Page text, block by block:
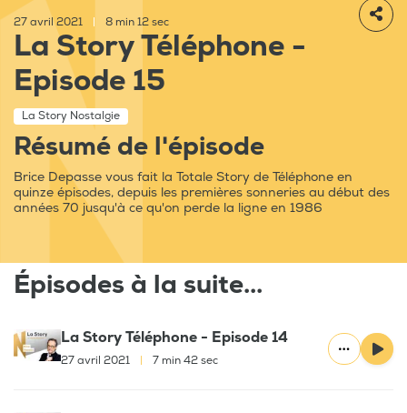
27 avril 2021 8 min 12 sec
La Story Téléphone -
Episode 15
La Story Nostalgie
Résumé de l'épisode
Brice Depasse vous fait la Totale Story de Téléphone en
quinze épisodes, depuis les premières sonneries au début des
années 70 jusqu'à ce qu'on perde la ligne en 1986
Épisodes à la suite...
La Story Téléphone - Episode 14
27 avril 2021 7 min 42 sec